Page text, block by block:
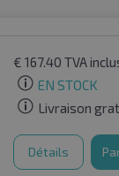
€ 167.40 TVA
EN STOCK
Livraison
Détails